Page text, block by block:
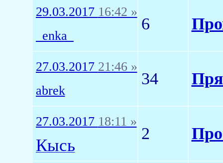
29.03.2017 16:42 »
_enka_
6
27.03.2017 21:46 »
abrek
34
27.03.2017 18:11 »
Кысь
2